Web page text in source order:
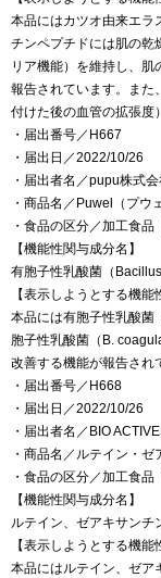
本品にはカツオ由来エラ
チンペプチドには肌の乾
リア機能）を維持し、
報告されています。また
付けた後の血管の拡張度
・届出番号／H667
・届出日／2022/10/26
・届出者名／pupu株式会
・商品名／Puwel（プウ
・食品の区分／加工食品
【機能性関与成分名】
有胞子性乳酸菌（
【表示しようとする機能
本品には有胞子性乳酸
胞子性乳酸菌（B.
改善する機能が報告され
・届出番号／H668
・届出日／2022/10/26
・届出者名／BIO
・商品名／ルテイン・
・食品の区分／加工食品
【機能性関与成分名】
ルテイン、ゼアキサンチ
【表示しようとする機能
本品にはルテイン、ゼア